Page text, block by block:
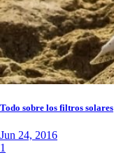
Todo sobre los filtros solares
Jun 24, 2016
1